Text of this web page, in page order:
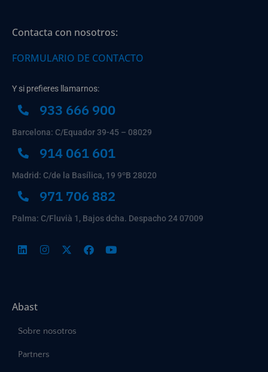
Contacta con nosotros:
FORMULARIO DE CONTACTO
Y si prefieres llamarnos:
933 666 900
Barcelona: C/Equador 39-45 – 08029
914 061 601
Madrid: C/de la Basílica, 19 9ºB 28020
971 706 882
Palma: C/Fluvià 1, Bajos dcha. Despacho 24 07009
Abast
Sobre nosotros
Partners